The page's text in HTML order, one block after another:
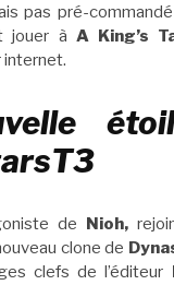
pas pré-commandé
jouer à A King’s
internet.
de Nioh,
clone de
clefs de l’éditeur